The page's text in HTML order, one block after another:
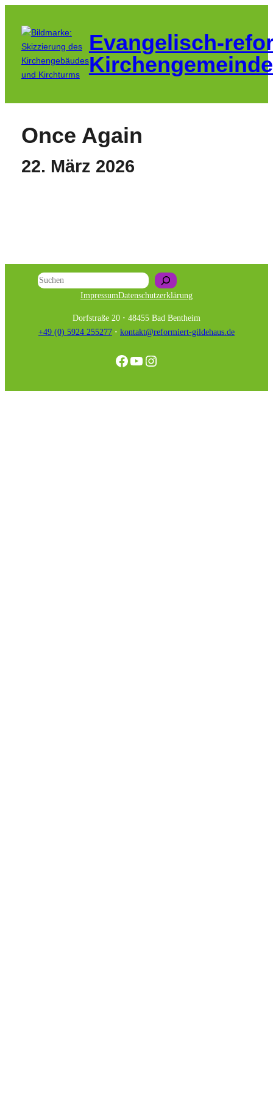
Inhalt
springen
Evangelisch-
Once Again
22. März 2026
Suchen
ImpressumDatenschutzerklärung
Dorfstraße 20 · 48455 Bad Bentheim
+49 (0) 5924 255277 · kontakt@reformiert-gildehaus.de
Facebook
YouTube
Instagram